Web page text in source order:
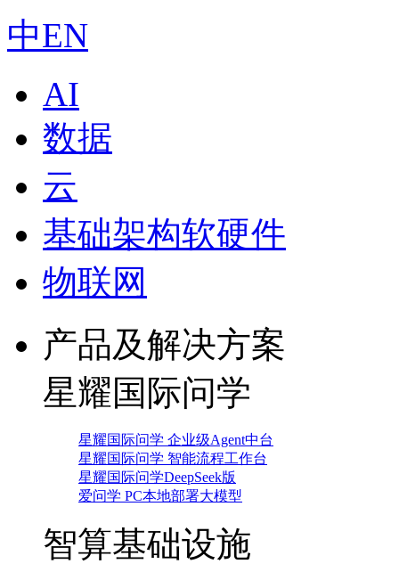
中EN
AI
数据
云
基础架构软硬件
物联网
产品及解决方案
星耀国际问学
星耀国际问学 企业级Agent中台
星耀国际问学 智能流程工作台
星耀国际问学DeepSeek版
爱问学 PC本地部署大模型
智算基础设施